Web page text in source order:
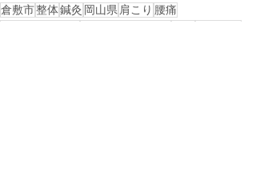
倉敷市整体鍼灸 岡山県 肩こり 腰痛